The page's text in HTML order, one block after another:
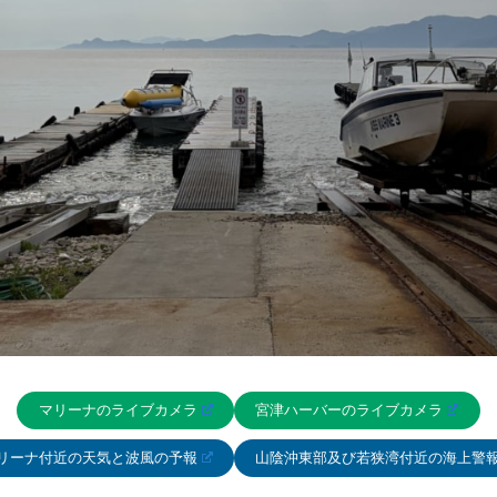
マリーナのライブカメラ 宮津ハーバーのライブカメラ
ーナ付近の天気と波風の予報 山陰沖東部及び若狭湾付近の海上警